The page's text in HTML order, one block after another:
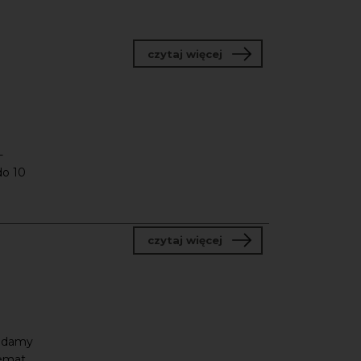
10
czytaj więcejo Walentynki w
czytaj więcejo Głosy mistrzów przy